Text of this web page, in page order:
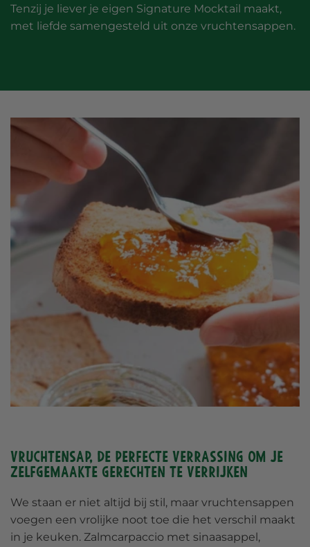
Tenzij je liever je eigen Signature Mocktail maakt,
met liefde samengesteld uit onze vruchtensappen.
Vruchtensap, de perfecte verrassing om je
zelfgemaakte gerechten te verrijken
We staan er niet altijd bij stil, maar vruchtensappen
voegen een vrolijke noot toe die het verschil maakt
in je keuken. Zalmcarpaccio met sinaasappel,